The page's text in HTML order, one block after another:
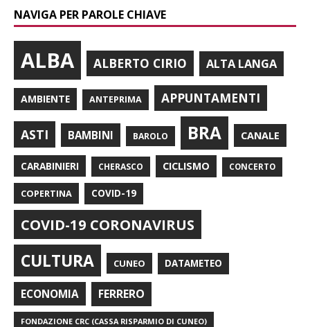
NAVIGA PER PAROLE CHIAVE
ALBA ALBERTO CIRIO ALTA LANGA
AMBIENTE ANTEPRIMA APPUNTAMENTI
ASTI BAMBINI BAROLO BRA CANALE
CARABINIERI CHERASCO CICLISMO CONCERTO
COPERTINA COVID-19
COVID-19 CORONAVIRUS
CULTURA CUNEO DATAMETEO
ECONOMIA FERRERO
FONDAZIONE CRC (CASSA RISPARMIO DI CUNEO)